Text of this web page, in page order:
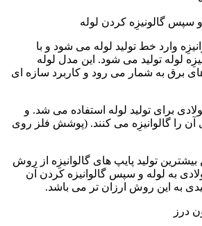
وارد خط تولید لوله می شود و با
لوله تولید می شود. این مدل لوله
های برق به شمار می رود و کاربرد سازه ای
برای تولید لوله استفاده می شد. و
آن را گالوانیزِه می کنند. (پوشش فلز روی
بیشترین تولید پایپ های گالوانیزِه از روش
به لوله و سپس گالوانیزه کردن آن
به این روش ارزان تر می باشد.
درز